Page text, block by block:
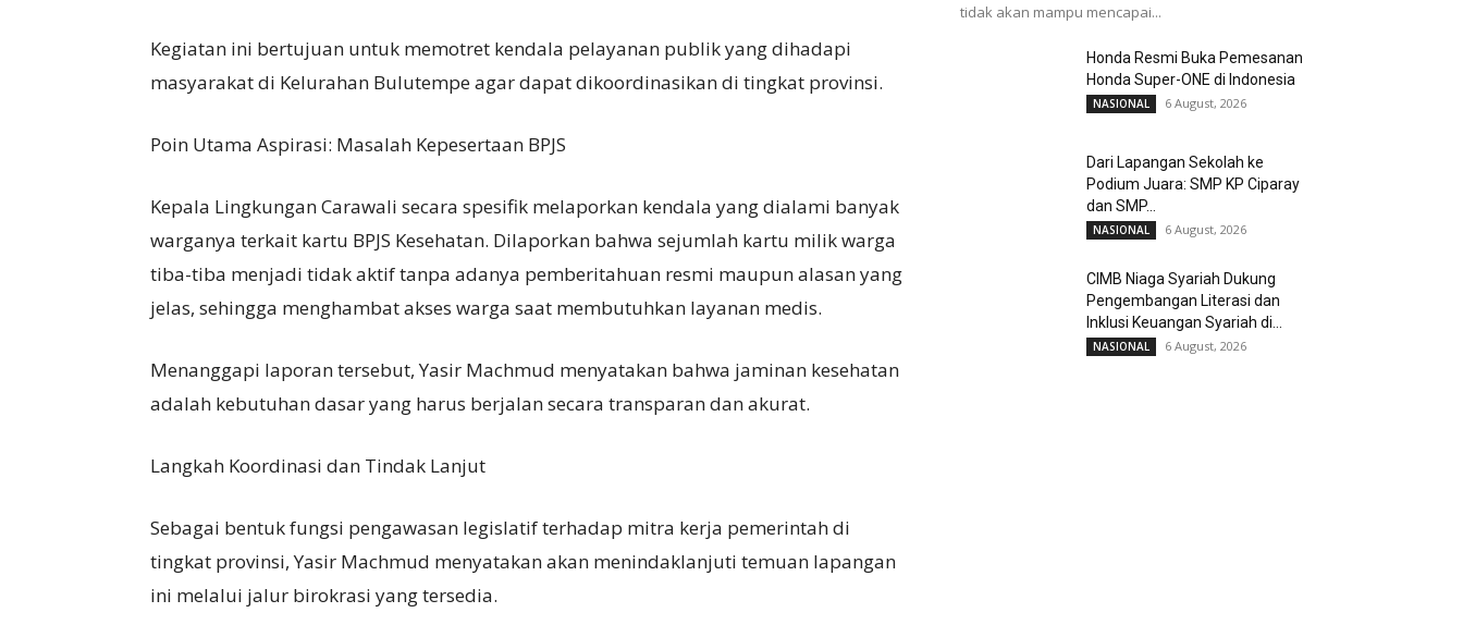
Kegiatan ini bertujuan untuk memotret kendala pelayanan publik yang dihadapi
masyarakat di Kelurahan Bulutempe agar dapat dikoordinasikan di tingkat provinsi.
Poin Utama Aspirasi: Masalah Kepesertaan BPJS
Kepala Lingkungan Carawali secara spesifik melaporkan kendala yang dialami banyak
warganya terkait kartu BPJS Kesehatan. Dilaporkan bahwa sejumlah kartu milik warga
tiba-tiba menjadi tidak aktif tanpa adanya pemberitahuan resmi maupun alasan yang
jelas, sehingga menghambat akses warga saat membutuhkan layanan medis.
Menanggapi laporan tersebut, Yasir Machmud menyatakan bahwa jaminan kesehatan
adalah kebutuhan dasar yang harus berjalan secara transparan dan akurat.
Langkah Koordinasi dan Tindak Lanjut
Sebagai bentuk fungsi pengawasan legislatif terhadap mitra kerja pemerintah di
tingkat provinsi, Yasir Machmud menyatakan akan menindaklanjuti temuan lapangan
ini melalui jalur birokrasi yang tersedia.
tidak akan mampu mencapai...
Honda Resmi Buka Pemesanan
Honda Super-ONE di Indonesia
NASIONAL 6 August, 2026
Dari Lapangan Sekolah ke
Podium Juara: SMP KP Ciparay
dan SMP...
NASIONAL 6 August, 2026
CIMB Niaga Syariah Dukung
Pengembangan Literasi dan
Inklusi Keuangan Syariah di...
NASIONAL 6 August, 2026